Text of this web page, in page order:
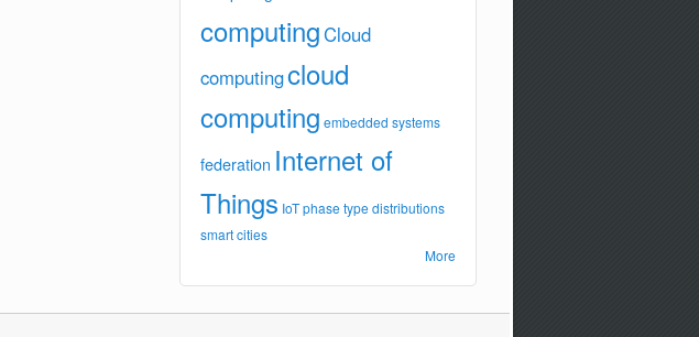
computingCloud
computingcloud
computing embedded systems
federation Internet of
Things IoTphase type distributions
smart cities
More